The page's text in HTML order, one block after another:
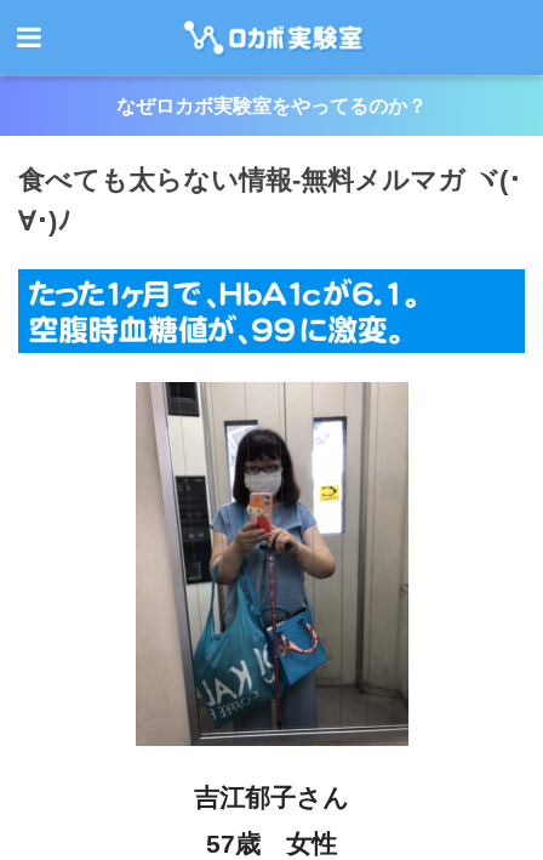
なぜロカボ実験室をやってるのか？
食べても太らない情報-無料メルマガ ヾ(･
∀･)ﾉ
吉江郁子さん
57歳 女性